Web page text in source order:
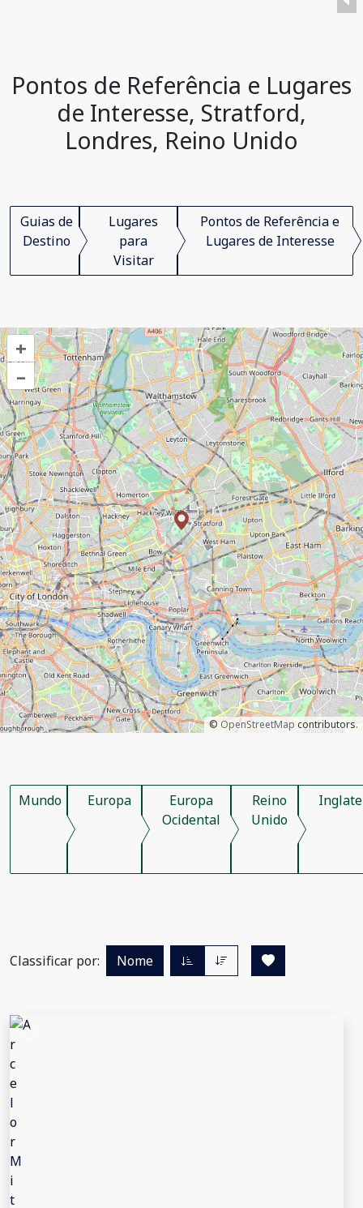
Pontos de Referência e Lugares
de Interesse, Stratford,
Londres, Reino Unido
Guias de
Destino
Lugares
para
Visitar
Pontos de Referência e
Lugares de Interesse
+
–
© OpenStreetMap contributors.
Mundo Europa
Europa
Ocidental
Reino
Unido
Classificar por: Nome